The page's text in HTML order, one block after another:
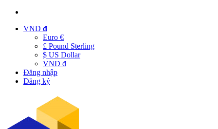
VND đ
Euro €
£ Pound Sterling
$ US Dollar
VND đ
Đăng nhập
Đăng ký